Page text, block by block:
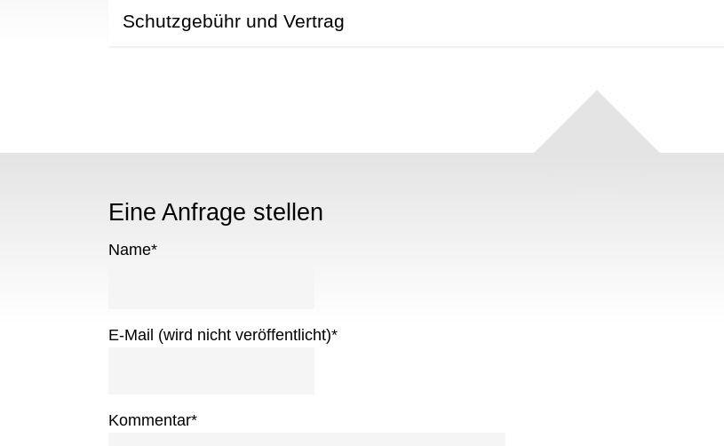
Schutzgebühr und Vertrag
Eine Anfrage stellen
Name*
E-Mail (wird nicht veröffentlicht)*
Kommentar*